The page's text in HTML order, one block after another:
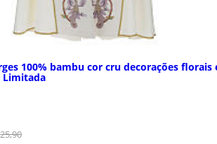
100% bambu cor cru decorações florais
Limitada